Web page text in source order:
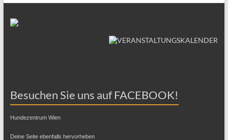
Besuchen Sie uns auf FACEBOOK!
Hundezentrum Wien
Deine Seite ebenfalls hervorheben